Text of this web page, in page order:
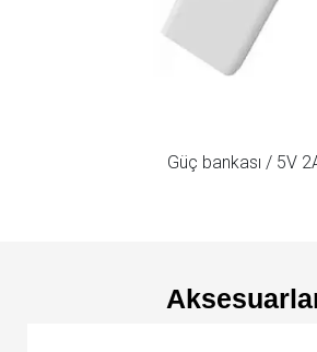
Güç bankası / 5V